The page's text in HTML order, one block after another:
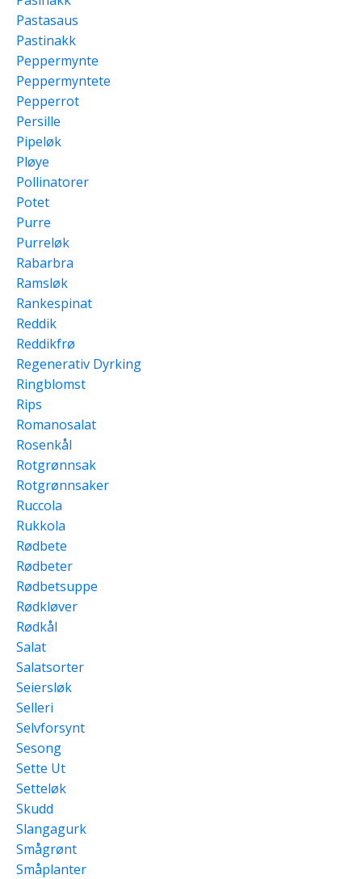
Pastasaus
Pastinakk
Peppermynte
Peppermyntete
Pepperrot
Persille
Pipeløk
Pløye
Pollinatorer
Potet
Purre
Purreløk
Rabarbra
Ramsløk
Rankespinat
Reddik
Reddikfrø
Regenerativ Dyrking
Ringblomst
Rips
Romanosalat
Rosenkål
Rotgrønnsak
Rotgrønnsaker
Ruccola
Rukkola
Rødbete
Rødbeter
Rødbetsuppe
Rødkløver
Rødkål
Salat
Salatsorter
Seiersløk
Selleri
Selvforsynt
Sesong
Sette Ut
Setteløk
Skudd
Slangagurk
Smågrønt
Småplanter